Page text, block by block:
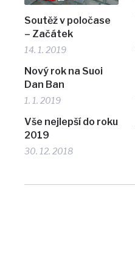
Soutěž v poločase
– Začátek
14. 1. 2019
Nový rok na Suoi
Dan Ban
1. 1. 2019
Vše nejlepší do roku
2019
30. 12. 2018